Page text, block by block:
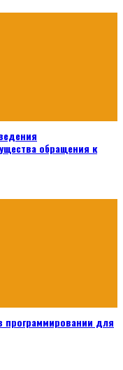
обращения к
программировании для